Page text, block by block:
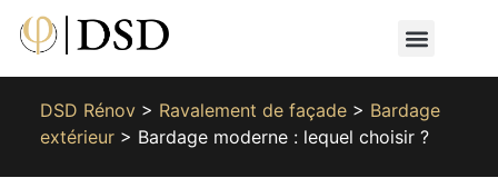
DSD Rénov> Ravalement de façade> Bardage
extérieur> Bardage moderne : lequel choisir ?